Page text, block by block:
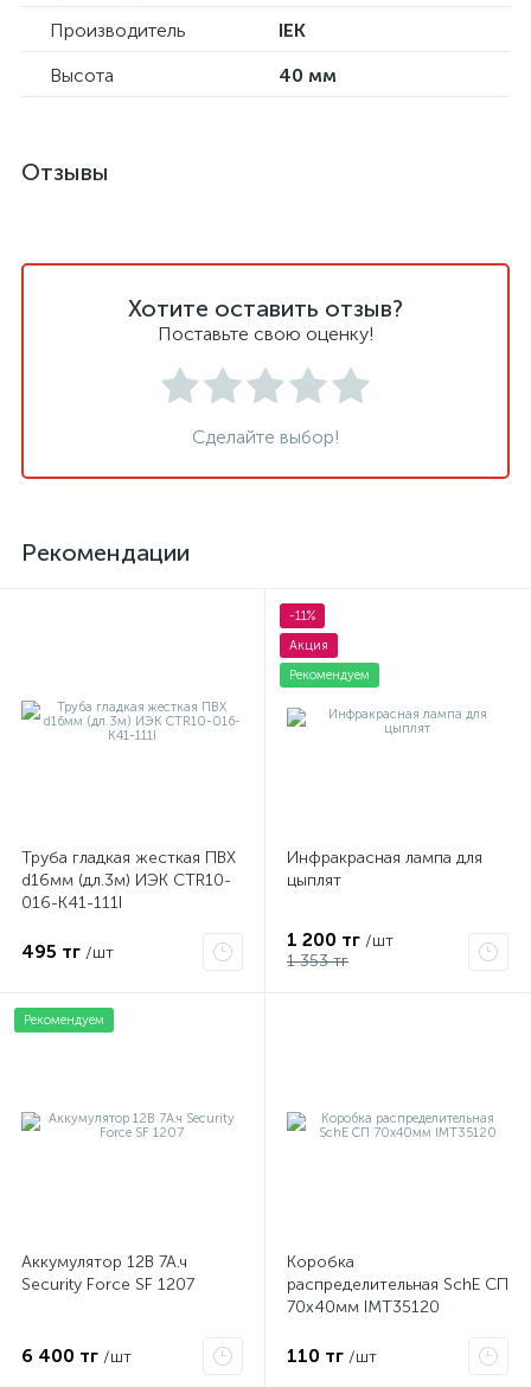
Производитель
IEK
Высота
40 мм
Отзывы
Хотите оставить отзыв?
Поставьте свою оценку!
Сделайте выбор!
Рекомендации
Труба гладкая жесткая ПВХ
d16мм (дл.3м) ИЭК CTR10-
016-K41-111I
495 тг /шт
-11%
Акция
Рекомендуем
Инфракрасная лампа для
цыплят
1 200 тг /шт
1 353 тг
Рекомендуем
Аккумулятор 12В 7А.ч
Security Force SF 1207
6 400 тг /шт
Коробка
распределительная SchE СП
70х40мм IMT35120
110 тг /шт